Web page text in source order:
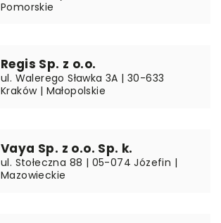
Pomorskie
Regis Sp. z o.o.
ul. Walerego Sławka 3A | 30-633
Kraków | Małopolskie
Vaya Sp. z o.o. Sp. k.
ul. Stołeczna 88 | 05-074 Józefin |
Mazowieckie